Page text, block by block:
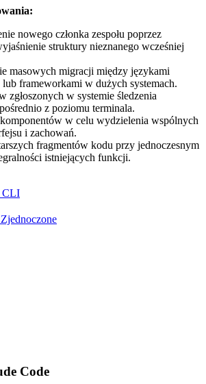
nowego członka zespołu poprzez
struktury nieznanego wcześniej
masowych migracji między językami
frameworkami w dużych systemach.
zgłoszonych w systemie śledzenia
z poziomu terminala.
w celu wydzielenia wspólnych
i zachowań.
fragmentów kodu przy jednoczesnym
istniejących funkcji.
CLI
Code